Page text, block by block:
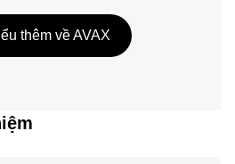
thêm về AVAX